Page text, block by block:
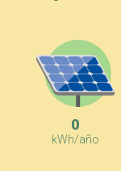
0
kWh/año